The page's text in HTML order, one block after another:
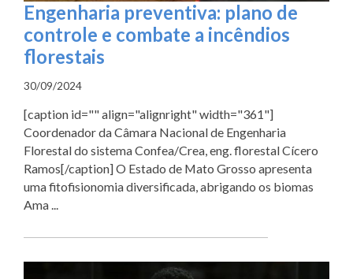
Engenharia preventiva: plano de
controle e combate a incêndios
florestais
30/09/2024
[caption id="" align="alignright" width="361"]
Coordenador da Câmara Nacional de Engenharia
Florestal do sistema Confea/Crea, eng. florestal Cícero
Ramos[/caption] O Estado de Mato Grosso apresenta
uma fitofisionomia diversificada, abrigando os biomas
Ama ...